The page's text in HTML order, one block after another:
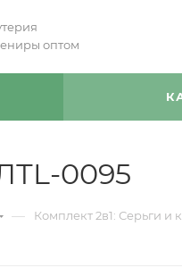
оптом
0095
— Комплект 2в1: Серьги и